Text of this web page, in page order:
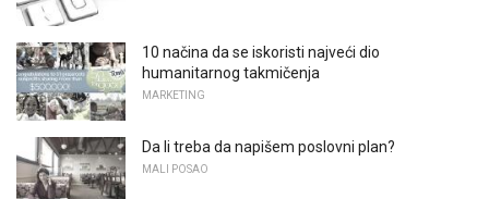
10 načina da se iskoristi najveći dio
humanitarnog takmičenja
MARKETING
Da li treba da napišem poslovni plan?
MALI POSAO